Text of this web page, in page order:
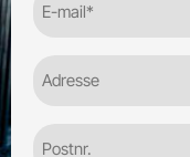
mail